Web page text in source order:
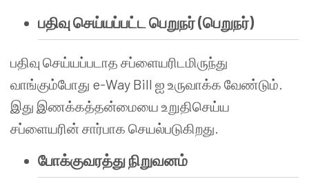
பதிவு செய்யப்பட்ட பெறுநர் (பெறுநர்)
பதிவு செய்யப்படாத சப்ளையரிடமிருந்து
வாங்கும்போது e-Way Bill ஐ உருவாக்க வேண்டும்.
இது இணக்கத்தன்மையை உறுதிசெய்ய
சப்ளையரின் சார்பாக செயல்படுகிறது.
போக்குவரத்து நிறுவனம்